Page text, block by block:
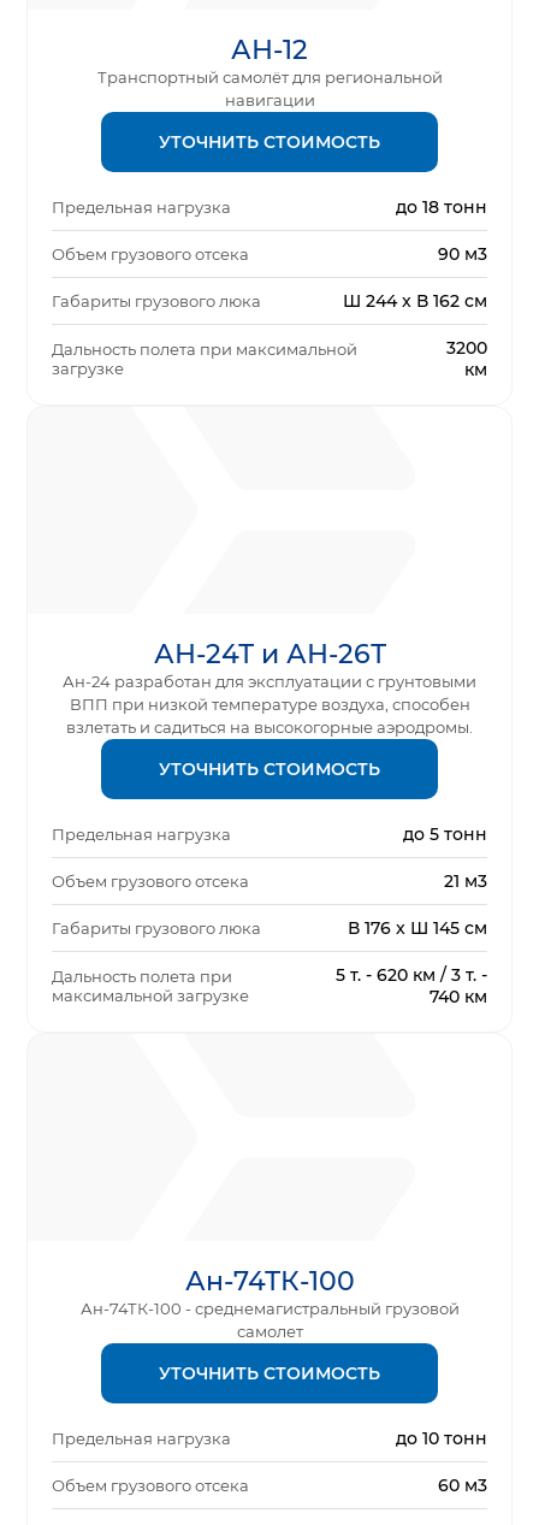
АН-12
Транспортный самолёт для региональной
навигации
УТОЧНИТЬ СТОИМОСТЬ
Предельная нагрузка до 18 тонн
Объем грузового отсека 90 м3
Габариты грузового люка Ш 244 x В 162 см
Дальность полета при максимальной
загрузке
3200
км
АН-24Т и АН-26Т
Ан-24 разработан для эксплуатации с грунтовыми
ВПП при низкой температуре воздуха, способен
взлетать и садиться на высокогорные аэродромы.
УТОЧНИТЬ СТОИМОСТЬ
Предельная нагрузка до 5 тонн
Объем грузового отсека 21 м3
Габариты грузового люка В 176 x Ш 145 см
Дальность полета при
максимальной загрузке
5 т. - 620 км / 3 т. -
740 км
Ан-74ТК-100
Ан-74ТК-100 - среднемагистральный грузовой
самолет
УТОЧНИТЬ СТОИМОСТЬ
Предельная нагрузка до 10 тонн
Объем грузового отсека 60 м3